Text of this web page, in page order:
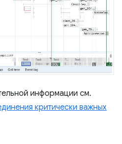
информации см.
критически важных